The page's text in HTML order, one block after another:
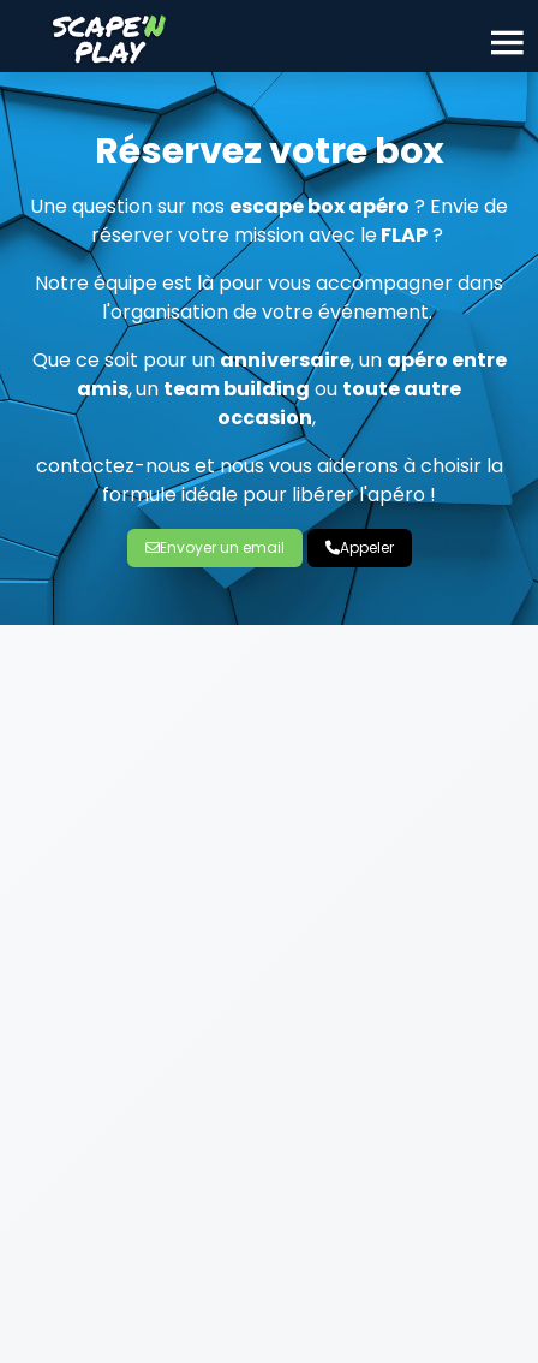
Réservez votre box
Une question sur nos escape box apéro ? Envie de
réserver votre mission avec leFLAP?
Notre équipe est là pour vous accompagner dans
l'organisation de votre événement.
Que ce soit pour unanniversaire, un apéro entre
amis,un team buildingou toute autre
occasion,
contactez-nous et nous vous aiderons à choisir la
formule idéale pour libérer l'apéro !
Envoyer un email Appeler